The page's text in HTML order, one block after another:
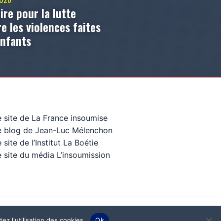
pour la lutte
les violences faites
site de La France insoumise
blog de Jean-Luc Mélenchon
site de l’Institut La Boétie
site du média L’insoumission